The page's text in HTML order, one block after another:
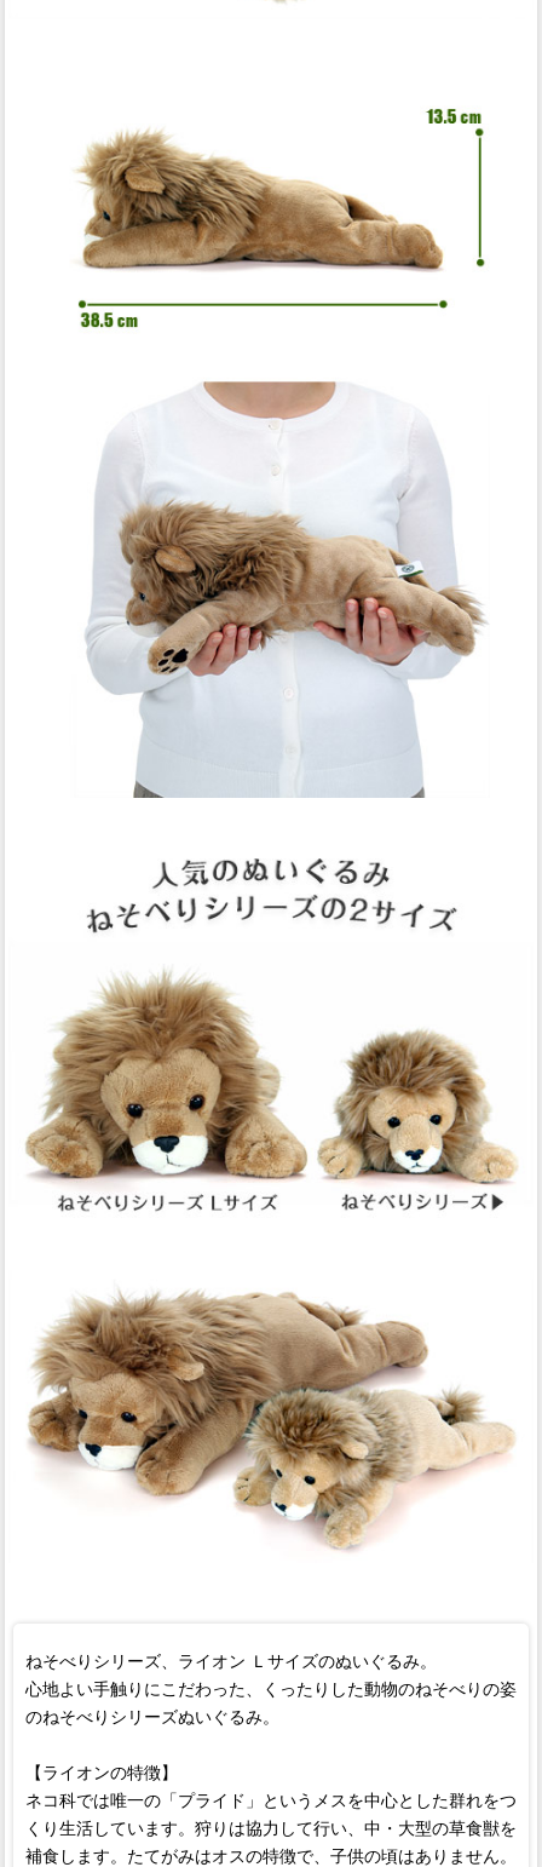
ねそべりシリーズ、ライオン Ｌサイズのぬいぐるみ。
心地よい手触りにこだわった、くったりした動物のねそべりの姿
のねそべりシリーズぬいぐるみ。
【ライオンの特徴】
ネコ科では唯一の「プライド」というメスを中心とした群れをつ
くり生活しています。狩りは協力して行い、中・大型の草食獣を
補食します。たてがみはオスの特徴で、子供の頃はありません。